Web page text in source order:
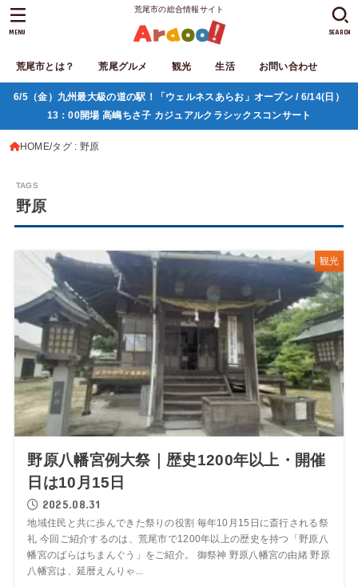
荒尾市の総合情報サイト
荒尾市とは？ 荒尾グルメ 観光 生活 お問い合わせ
SEARCH
MENU
6/5（金）九州最大級の道の駅！「ウェルネスあらお」オープン / 6/14(日）
13：00開場 高嶋ちさ子 カジュアルクラシックスコンサート
HOME タグ : 野原
野原
観光
野原八幡宮例大祭｜歴史1200年以上・開催
日は10月15日
2025.08.31
地域住民と共に歩んできた祭りの役割 毎年10月15日に斎行される祭
礼 今回ご紹介するのは、荒尾市で1200年以上の歴史を持つ「野原八
幡宮のばらはちまんぐう」をご紹介。 御祭神 野原八幡宮の由緒 野原
八幡宮は、延暦えんりゃ...